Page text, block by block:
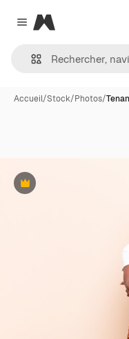
Close menu
Magnific
Accueil/Stock/Photos/
Premium